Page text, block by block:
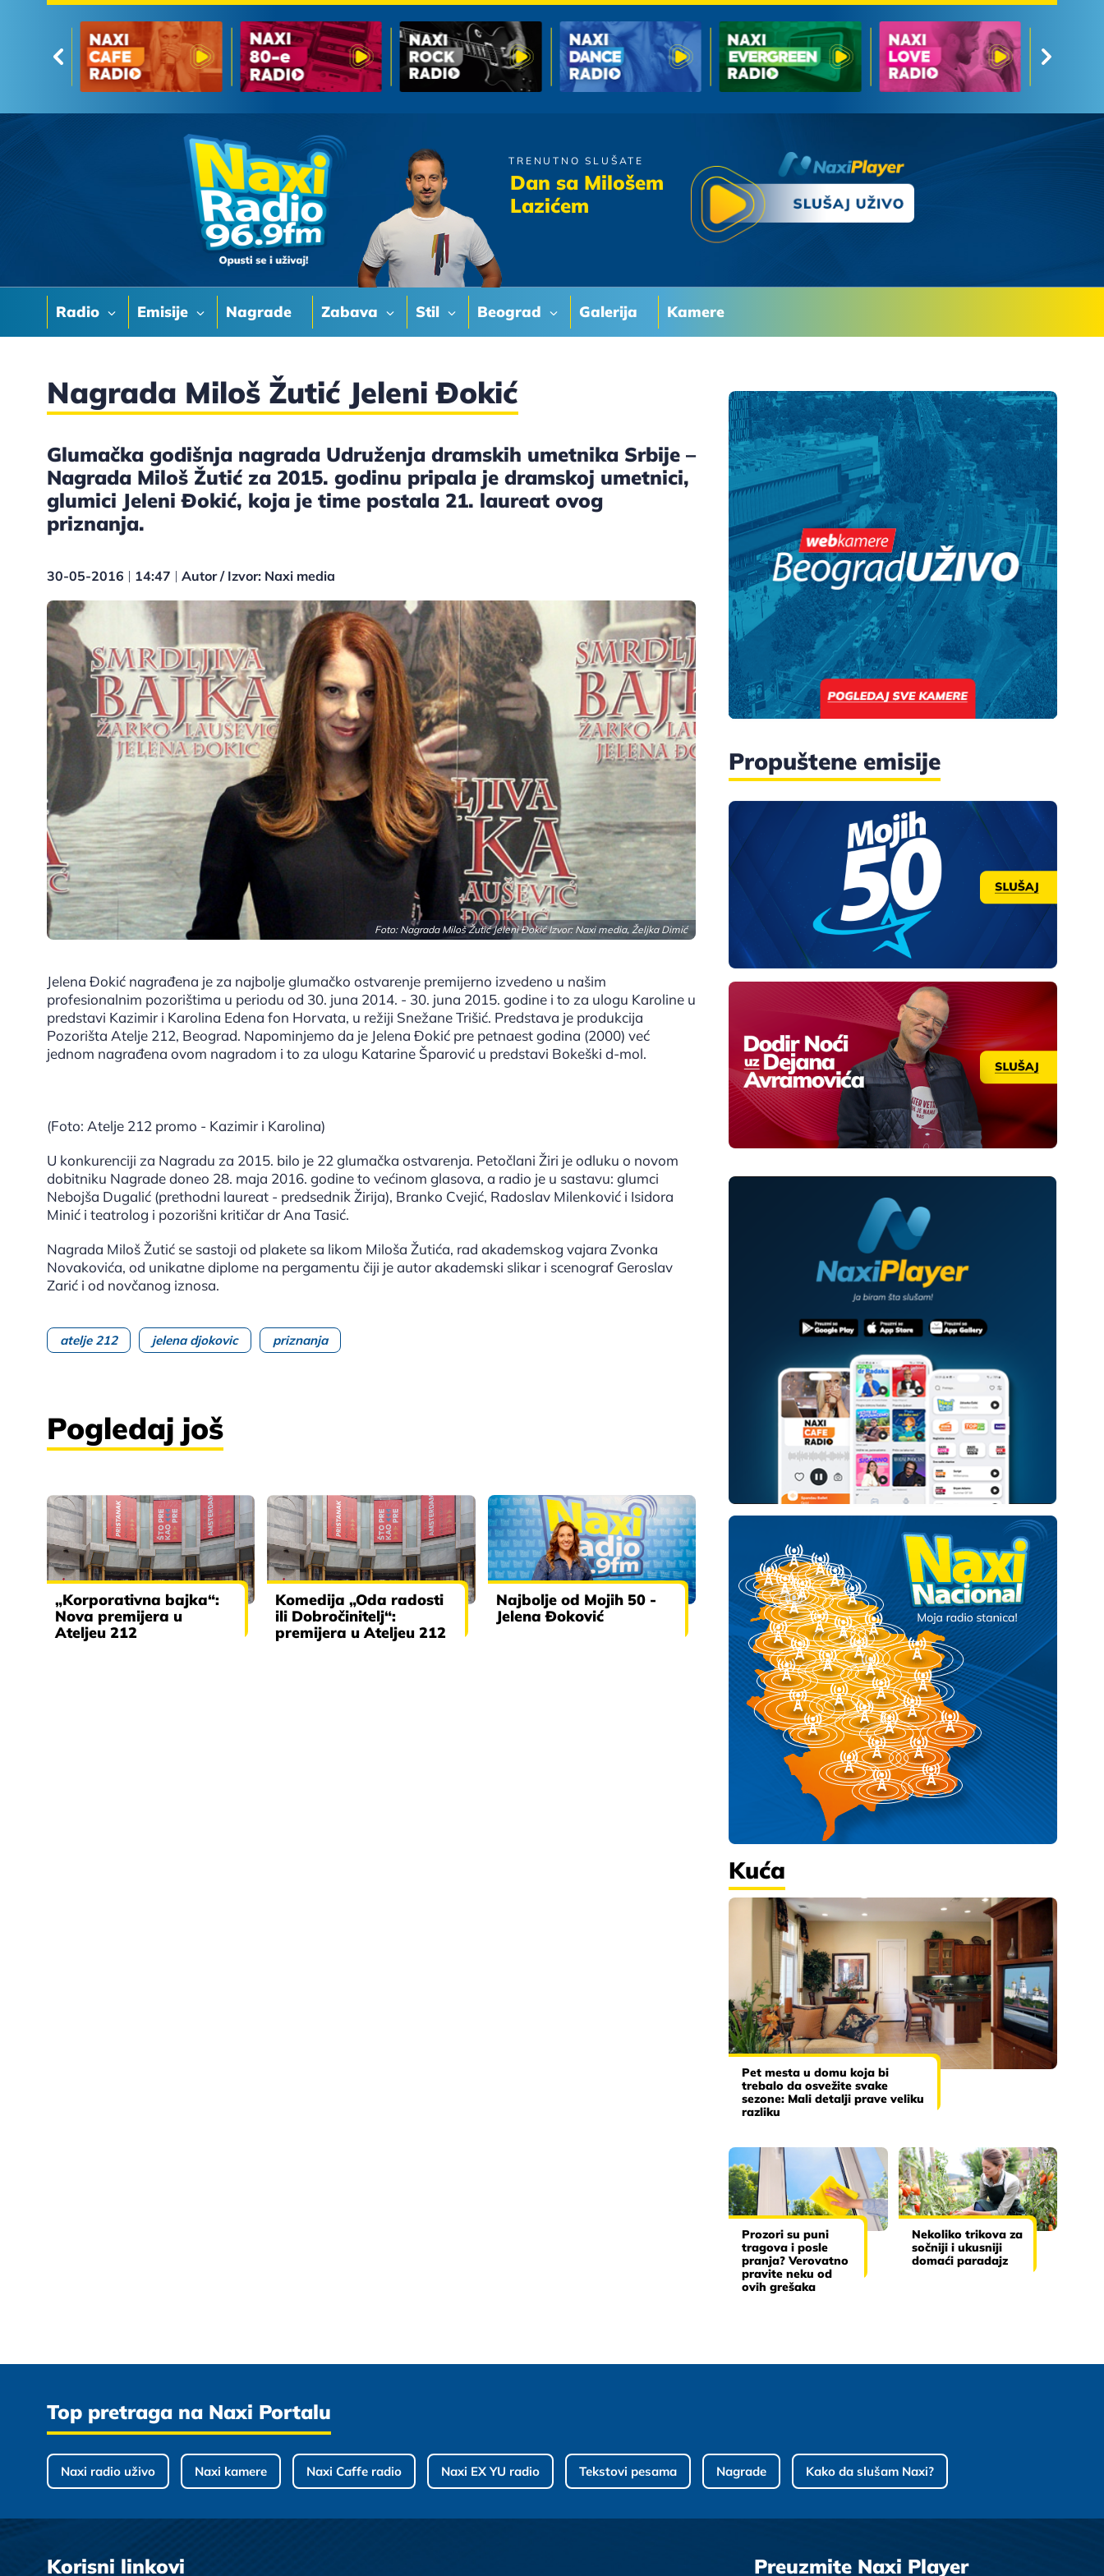
Radio Emisije Nagrade Zabava Stil Beograd Galerija Kamere
TRENUTNO SLUŠATE
Dan sa Milošem
Lazićem
Boris Novkovic
Nagrada Miloš Žutić Jeleni Đokić
Glumačka godišnja nagrada Udruženja dramskih umetnika Srbije –
Nagrada Miloš Žutić za 2015. godinu pripala je dramskoj umetnici,
glumici Jeleni Đokić, koja je time postala 21. laureat ovog
priznanja.
30-05-2016 14:47 Autor / Izvor: Naxi media
Foto: Nagrada Miloš Žutić Jeleni Đokić Izvor: Naxi media, Željka Dimić
Jelena Đokić nagrađena je za najbolje glumačko ostvarenje premijerno izvedeno u našim
profesionalnim pozorištima u periodu od 30. juna 2014. - 30. juna 2015. godine i to za ulogu Karoline u
predstavi Kazimir i Karolina Edena fon Horvata, u režiji Snežane Trišić. Predstava je produkcija
Pozorišta Atelje 212, Beograd. Napominjemo da je Jelena Đokić pre petnaest godina (2000) već
jednom nagrađena ovom nagradom i to za ulogu Katarine Šparović u predstavi Bokeški d-mol.
(Foto: Atelje 212 promo - Kazimir i Karolina)
U konkurenciji za Nagradu za 2015. bilo je 22 glumačka ostvarenja. Petočlani Žiri je odluku o novom
dobitniku Nagrade doneo 28. maja 2016. godine to većinom glasova, a radio je u sastavu: glumci
Nebojša Dugalić (prethodni laureat - predsednik Žirija), Branko Cvejić, Radoslav Milenković i Isidora
Minić i teatrolog i pozorišni kritičar dr Ana Tasić.
Nagrada Miloš Žutić se sastoji od plakete sa likom Miloša Žutića, rad akademskog vajara Zvonka
Novakovića, od unikatne diplome na pergamentu čiji je autor akademski slikar i scenograf Geroslav
Zarić i od novčanog iznosa.
atelje 212 jelena djokovic priznanja
Pogledaj još
„Korporativna bajka“:
Nova premijera u
Ateljeu 212
Komedija „Oda radosti
ili Dobročinitelj“:
premijera u Ateljeu 212
Najbolje od Mojih 50 -
Jelena Đoković
Propuštene emisije
Kuća
Pet mesta u domu koja bi
trebalo da osvežite svake
sezone: Mali detalji prave veliku
razliku
Prozori su puni
tragova i posle
pranja? Verovatno
pravite neku od
ovih grešaka
Nekoliko trikova za
sočniji i ukusniji
domaći paradajz
Top pretraga na Naxi Portalu
Naxi radio uživo Naxi kamere Naxi Caffe radio Naxi EX YU radio Tekstovi pesama Nagrade Kako da slušam Naxi?
Korisni linkovi Preuzmite Naxi Player